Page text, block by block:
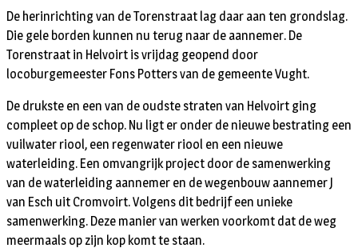
De herinrichting van de Torenstraat lag daar aan ten grondslag.
Die gele borden kunnen nu terug naar de aannemer. De
Torenstraat in Helvoirt is vrijdag geopend door
locoburgemeester Fons Potters van de gemeente Vught.
De drukste en een van de oudste straten van Helvoirt ging
compleet op de schop. Nu ligt er onder de nieuwe bestrating een
vuilwater riool, een regenwater riool en een nieuwe
waterleiding. Een omvangrijk project door de samenwerking
van de waterleiding aannemer en de wegenbouw aannemer J
van Esch uit Cromvoirt. Volgens dit bedrijf een unieke
samenwerking. Deze manier van werken voorkomt dat de weg
meermaals op zijn kop komt te staan.